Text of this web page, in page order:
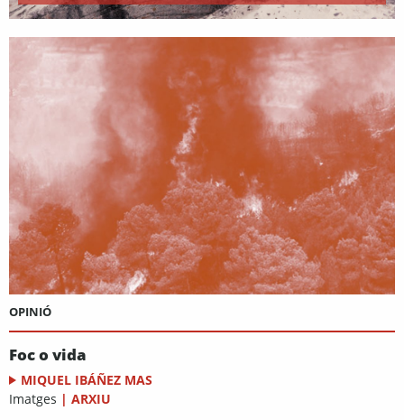
OPINIÓ
Foc o vida
MIQUEL IBÁÑEZ MAS
Imatges | ARXIU